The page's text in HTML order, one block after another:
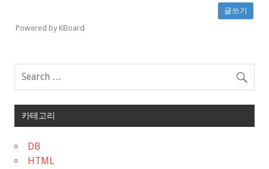
글쓰기
Powered by KBoard
카테고리
DB
HTML